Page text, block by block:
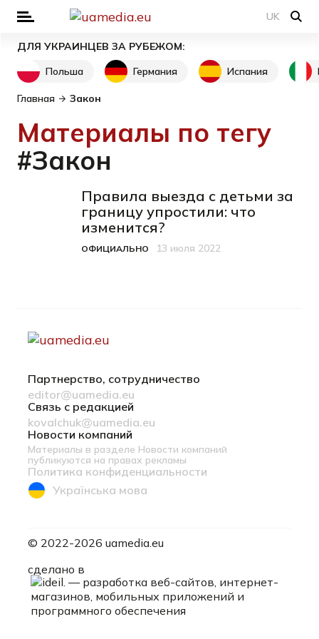
UK
ДЛЯ УКРАИНЦЕВ ЗА РУБЕЖОМ:
Польша
Германия Испания
Главная Закон
Материалы по тегу
#Закон
Правила выезда с детьми за
границу упростили: что
изменится?
Категория
ОФИЦИАЛЬНО
Дата публикации
13 июля 2022
Партнерство, сотрудничество
editor@uamedia.eu
Связь с редакцией
kovalchuk@uamedia.eu
Новости компаний
Материалы в разделе Новости компаний
публикуются на правах рекламы
Политика конфиденциальности
Українська мова
© 2022-2026 uamedia.eu
сделано в